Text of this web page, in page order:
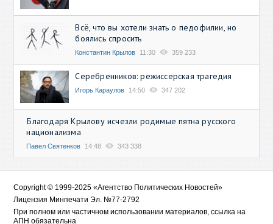
Всё, что вы хотели знать о педофилии, но
боялись спросить
Константин Крылов 11:30 359 233
Серебренников: режиссерская трагедия
Игорь Караулов 14:50 347 202
Благодаря Крылову исчезли родимые пятна русского
национализма
Павел Святенков 14:48 343 338
Copyright © 1999-2025 «Агентство Политических Новостей»
Лицензия Минпечати Эл. №77-2792
При полном или частичном использовании материалов, ссылка на
АПН обязательна